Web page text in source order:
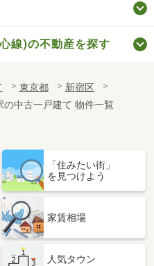
線)の不動産を探す
東京都
新宿区
の中古一戸建て 物件一覧
「住みたい街」
を見つけよう
家賃相場
人気タウン